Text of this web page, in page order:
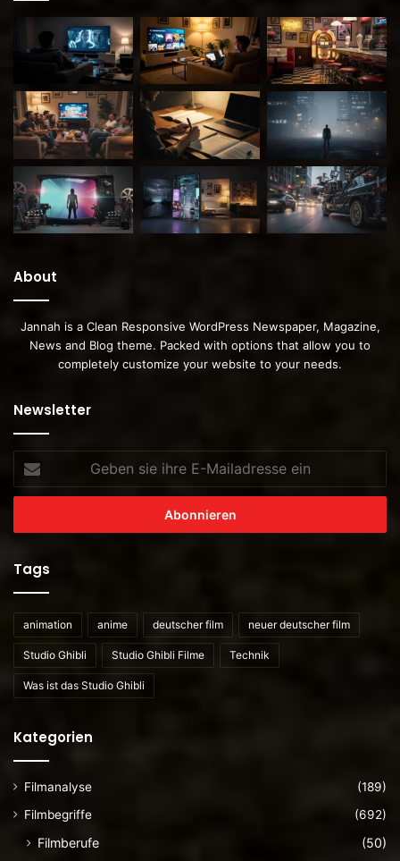
About
Jannah is a Clean Responsive WordPress Newspaper, Magazine,
News and Blog theme. Packed with options that allow you to
completely customize your website to your needs.
Newsletter
sie
ihre
Mailadresse
Tags
animation anime deutscher film neuer deutscher film
Studio Ghibli Studio Ghibli Filme Technik
Was ist das Studio Ghibli
Kategorien
Filmanalyse
(189)
Filmbegriffe
(692)
Filmberufe (50)